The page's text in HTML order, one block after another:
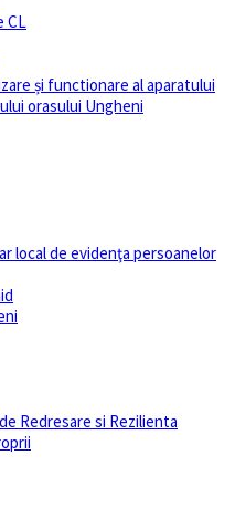
CL
și functionare al aparatului
orasului Ungheni
local de evidenţa persoanelor
Redresare si Rezilienta